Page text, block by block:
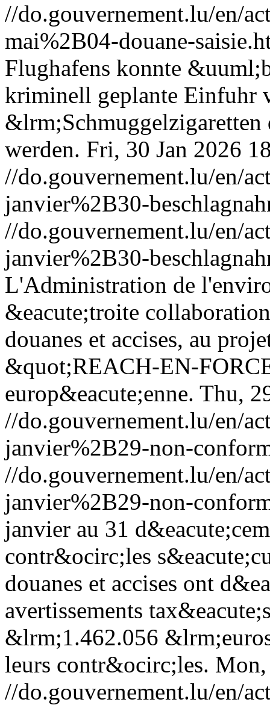
//do.gouvernement.lu/en/
mai%2B04-douane-
Flughafens konnte
kriminell geplante Einfuhr
werden. Fri, 30 Jan 2026
//do.gouvernement.lu/en/
janvier%2B30-
//do.gouvernement.lu/en/
janvier%2B30-
L'Administration de
&eacute;troite
douanes et accises, au
&quot;REACH-EN-
europ&eacute;enne. Thu,
//do.gouvernement.lu/en/
janvier%2B29-non-
//do.gouvernement.lu/en/
janvier%2B29-non-
janvier au 31
contr&ocirc;les
douanes et accises ont
avertissements
&lrm;1.462.056
leurs contr&ocirc;les. Mon,
//do.gouvernement.lu/en/